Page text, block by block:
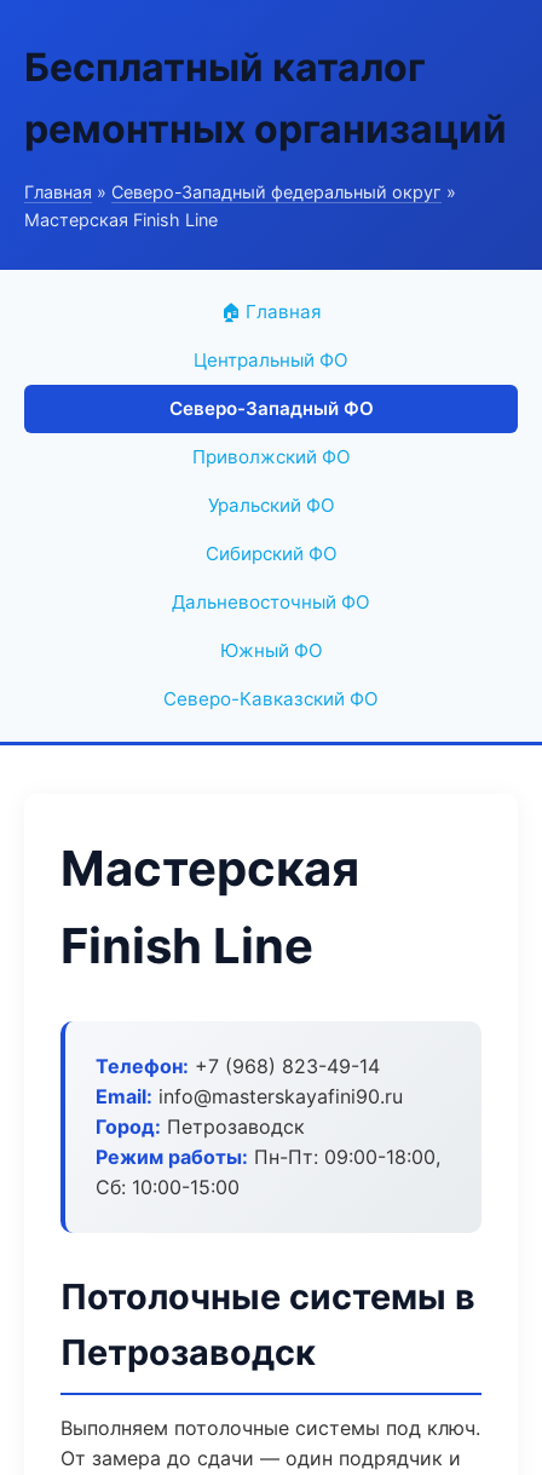
Бесплатный каталог
ремонтных организаций
Главная » Северо-Западный федеральный округ »
Мастерская Finish Line
🏠 Главная
Центральный ФО
Северо-Западный ФО
Приволжский ФО
Уральский ФО
Сибирский ФО
Дальневосточный ФО
Южный ФО
Северо-Кавказский ФО
Мастерская
Finish Line
Телефон: +7 (968) 823-49-14
Email: info@masterskayafini90.ru
Город: Петрозаводск
Режим работы: Пн-Пт: 09:00-18:00,
Сб: 10:00-15:00
Потолочные системы в
Петрозаводск
Выполняем потолочные системы под ключ.
От замера до сдачи — один подрядчик и